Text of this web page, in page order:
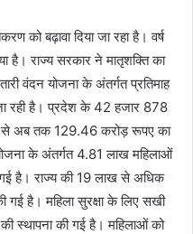
को बढ़ावा दिया जा रहा है। वर्ष
है। राज्य सरकार ने मातृशक्ति का
वंदन योजना के अंतर्गत प्रतिमाह
रही है। प्रदेश के 42 हजार 878
से अब तक 129.46 करोड़ रूपए का
के अंतर्गत 4.81 लाख महिलाओं
है। राज्य की 19 लाख से अधिक
गई है। महिला सुरक्षा के लिए सखी
स्थापना की गई है। महिलाओं को